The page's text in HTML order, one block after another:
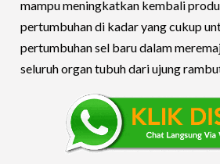
mampu meningkatkan kembali
pertumbuhan di kadar yang cukup
pertumbuhan sel baru dalam
seluruh organ tubuh dari ujung